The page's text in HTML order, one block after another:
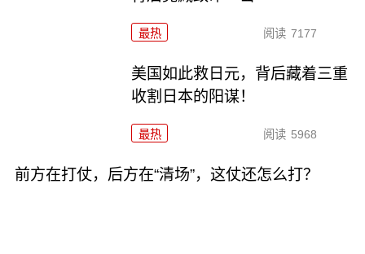
最热 阅读 7177
美国如此救日元，背后藏着三重
收割日本的阳谋！
最热 阅读 5968
前方在打仗，后方在“清场”，这仗还怎么打？